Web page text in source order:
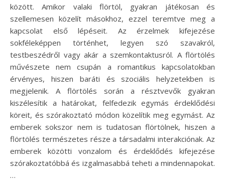
között. Amikor valaki flörtöl, gyakran játékosan és
szellemesen közelít másokhoz, ezzel teremtve meg a
kapcsolat első lépéseit. Az érzelmek kifejezése
sokféleképpen történhet, legyen szó szavakról,
testbeszédről vagy akár a szemkontaktusról. A flörtölés
művészete nem csupán a romantikus kapcsolatokban
érvényes, hiszen baráti és szociális helyzetekben is
megjelenik. A flörtölés során a résztvevők gyakran
kiszélesítik a határokat, felfedezik egymás érdeklődési
köreit, és szórakoztató módon közelítik meg egymást. Az
emberek sokszor nem is tudatosan flörtölnek, hiszen a
flörtölés természetes része a társadalmi interakciónak. Az
emberek közötti vonzalom és érdeklődés kifejezése
szórakoztatóbbá és izgalmasabbá teheti a mindennapokat.
…